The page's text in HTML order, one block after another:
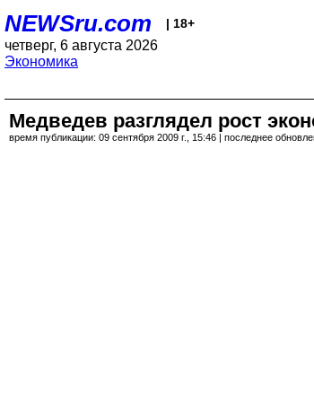
NEWSru.com | 18+
четверг, 6 августа 2026
Экономика
Медведев разглядел рост
время публикации: 09 сентября 2009 г., 15:46 | последнее